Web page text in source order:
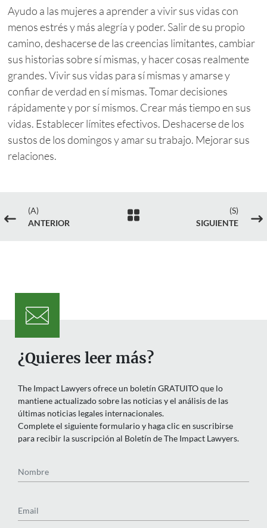
Ayudo a las mujeres a aprender a vivir sus vidas con
menos estrés y más alegría y poder. Salir de su propio
camino, deshacerse de las creencias limitantes, cambiar
sus historias sobre sí mismas, y hacer cosas realmente
grandes. Vivir sus vidas para sí mismas y amarse y
confiar de verdad en sí mismas. Tomar decisiones
rápidamente y por sí mismos. Crear más tiempo en sus
vidas. Establecer límites efectivos. Deshacerse de los
sustos de los domingos y amar su trabajo. Mejorar sus
relaciones.
#
(A)
ANTERIOR

(S)
SIGUIENTE
$
¿Quieres leer más?
The Impact Lawyers ofrece un boletín GRATUITO que lo
mantiene actualizado sobre las noticias y el análisis de las
últimas noticias legales internacionales.
Complete el siguiente formulario y haga clic en suscribirse
para recibir la suscripción al Boletín de The Impact Lawyers.